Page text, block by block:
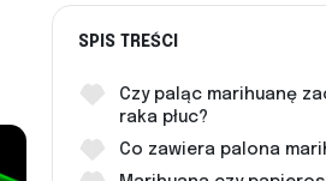
SPIS TREŚCI
Czy paląc marihuanę
raka płuc?
Co zawiera palona